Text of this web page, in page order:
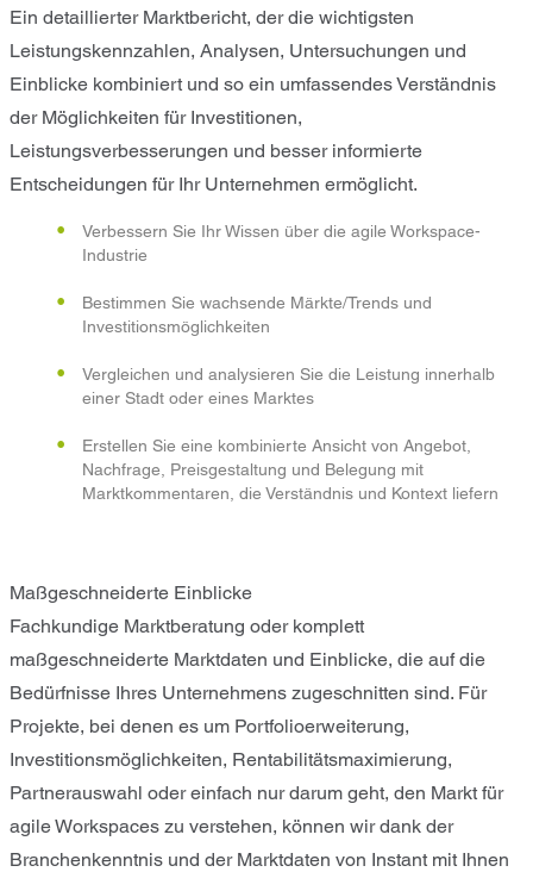
Ein detaillierter Marktbericht, der die wichtigsten
Leistungskennzahlen, Analysen, Untersuchungen und
Einblicke kombiniert und so ein umfassendes Verständnis
der Möglichkeiten für Investitionen,
Leistungsverbesserungen und besser informierte
Entscheidungen für Ihr Unternehmen ermöglicht.
Verbessern Sie Ihr Wissen über die agile Workspace-
Industrie
Bestimmen Sie wachsende Märkte/Trends und
Investitionsmöglichkeiten
Vergleichen und analysieren Sie die Leistung innerhalb
einer Stadt oder eines Marktes
Erstellen Sie eine kombinierte Ansicht von Angebot,
Nachfrage, Preisgestaltung und Belegung mit
Marktkommentaren, die Verständnis und Kontext liefern
Maßgeschneiderte Einblicke
Fachkundige Marktberatung oder komplett
maßgeschneiderte Marktdaten und Einblicke, die auf die
Bedürfnisse Ihres Unternehmens zugeschnitten sind. Für
Projekte, bei denen es um Portfolioerweiterung,
Investitionsmöglichkeiten, Rentabilitätsmaximierung,
Partnerauswahl oder einfach nur darum geht, den Markt für
agile Workspaces zu verstehen, können wir dank der
Branchenkenntnis und der Marktdaten von Instant mit Ihnen